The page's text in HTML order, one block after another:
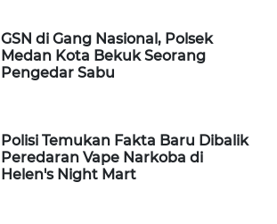
GSN di Gang Nasional, Polsek
Medan Kota Bekuk Seorang
Pengedar Sabu
Polisi Temukan Fakta Baru Dibalik
Peredaran Vape Narkoba di
Helen's Night Mart